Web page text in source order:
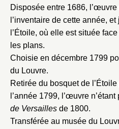
Disposée entre 1686, l’œuvre
l’inventaire de cette année,
l’Étoile, où elle est située
les plans.
Choisie en décembre 1799
du Louvre.
Retirée du bosquet de
l’année 1799, l’œuvre n’étant
de Versailles de 1800.
Transférée au musée du